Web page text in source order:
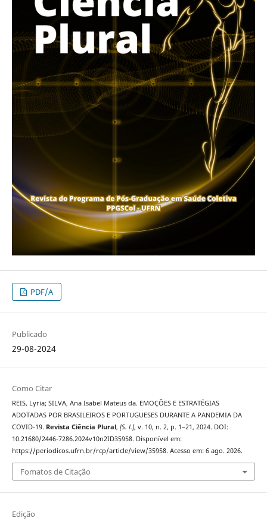
PDF/A
Publicado
29-08-2024
Como Citar
REIS, Lyria; SILVA, Ana Isabel Mateus da. EMOÇÕES E ESTRATÉGIAS
ADOTADAS POR BRASILEIROS E PORTUGUESES DURANTE A PANDEMIA DA
COVID-19. Revista Ciência Plural, [S. l.], v. 10, n. 2, p. 1–21, 2024. DOI:
10.21680/2446-7286.2024v10n2ID35958. Disponível em:
https://periodicos.ufrn.br/rcp/article/view/35958. Acesso em: 6 ago. 2026.
Fomatos de Citação
Edição